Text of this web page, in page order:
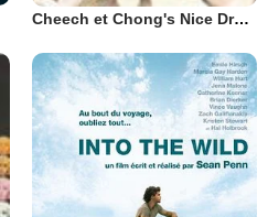
Cheech et Chong's Nice Dreams